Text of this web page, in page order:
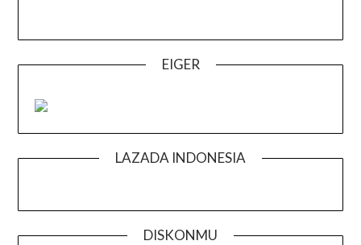
EIGER
LAZADA INDONESIA
DISKONMU